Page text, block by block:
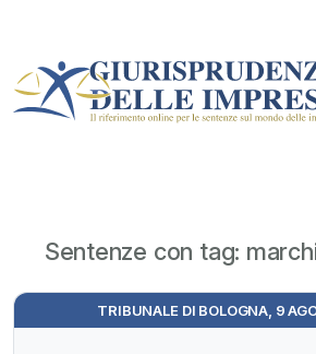
Sentenze con tag:
TRIBUNALE DI BOLOGNA, 9